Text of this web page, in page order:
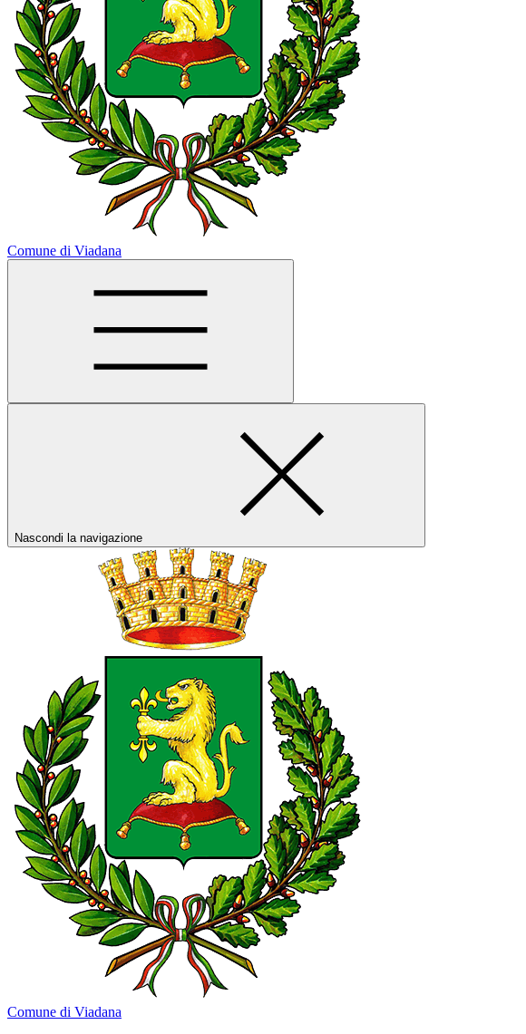
Comune di Viadana
Nascondi la navigazione
Comune di Viadana